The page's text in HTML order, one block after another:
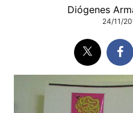
Diógenes
24/11/